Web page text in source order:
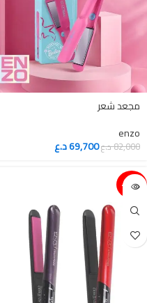
مجعد شعر
enzo
82,000د.ع69,700د.ع
15%-